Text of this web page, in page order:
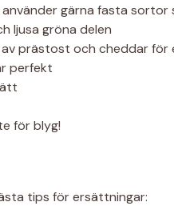
använder gärna fasta
ljusa gröna delen
av prästost och cheddar för
perfekt
för blyg!
tips för ersättningar: